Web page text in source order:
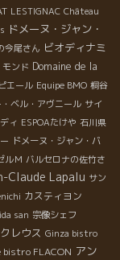
LESTIGNAC Château
ドメーヌ・ジャン・
今尾さん ビオディナミ
ンド Domaine de la
ピエール Equipe BMO 桐谷
ベル・アヴニール サイ
ィ ESPOAたけや 石川県
ドメーヌ・ジャン・バ
ルＭ バルセロナの佐竹さ
Claude Lapalu サン
カスティヨン
san 宗像シェフ
レウス Ginza bistro
bistro FLACON アン